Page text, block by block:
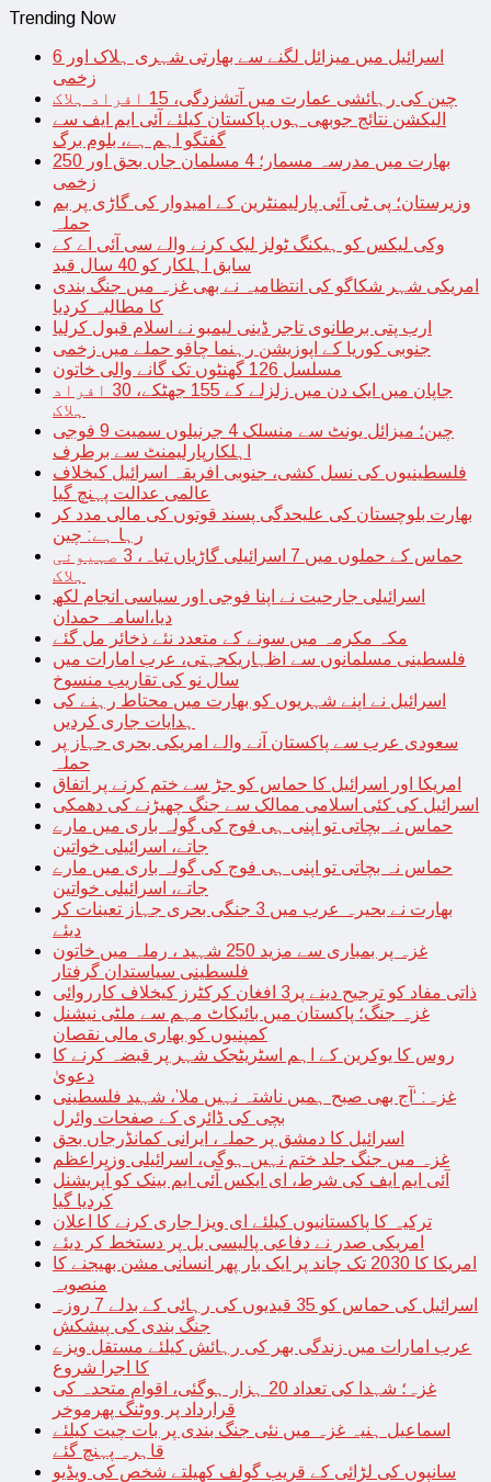
Trending Now
اسرائیل میں میزائل لگنے سے بھارتی شہری ہلاک اور 6
زخمی
چین کی رہائشی عمارت میں آتشزدگی، 15 افراد ہلاک
الیکشن نتائج جوبھی ہوں پاکستان کیلئے آئی ایم ایف سے
گفتگو اہم ہے، بلوم برگ
بھارت میں مدرسہ مسمار؛ 4 مسلمان جاں بحق اور 250
زخمی
وزیرستان؛ پی ٹی آئی پارلیمنٹرین کے امیدوار کی گاڑی پر بم
حملہ
وکی لیکس کو ہیکنگ ٹولز لیک کرنے والے سی آئی اے کے
سابق اہلکار کو 40 سال قید
امریکی شہر شکاگو کی انتظامیہ نے بھی غزہ میں جنگ بندی
کا مطالبہ کردیا
ارب پتی برطانوی تاجر ڈینی لیمبو نے اسلام قبول کرلیا
جنوبی کوریا کے اپوزیشن رہنما چاقو حملے میں زخمی
مسلسل 126 گھنٹوں تک گانے والی خاتون
جاپان میں ایک دن میں زلزلے کے 155 جھٹکے، 30 افراد
ہلاک
چین؛ میزائل یونٹ سے منسلک 4 جرنیلوں سمیت 9 فوجی
اہلکارپارلیمنٹ سے برطرف
فلسطینیوں کی نسل کشی، جنوبی افریقہ اسرائیل کیخلاف
عالمی عدالت پہنچ گیا
بھارت بلوچستان کی علیحدگی پسند قوتوں کی مالی مدد کر
رہا ہے: چین
حماس کے حملوں میں 7 اسرائیلی گاڑیاں تباہ، 3 صہیونی
ہلاک
اسرائیلی جارحیت نے اپنا فوجی اور سیاسی انجام لکھ
دیا،اسامہ حمدان
مکہ مکرمہ میں سونے کے متعدد نئے ذخائر مل گئے
فلسطینی مسلمانوں سے اظہاریکجہتی، عرب امارات میں
سال نو کی تقاریب منسوخ
اسرائیل نے اپنے شہریوں کو بھارت میں محتاط رہنے کی
ہدایات جاری کردیں
سعودی عرب سے پاکستان آنے والے امریکی بحری جہاز پر
حملہ
امریکا اور اسرائیل کا حماس کو جڑ سے ختم کرنے پر اتفاق
اسرائیل کی کئی اسلامی ممالک سے جنگ چھیڑنے کی دھمکی
حماس نہ بچاتی تو اپنی ہی فوج کی گولہ باری میں مارے
جاتے، اسرائیلی خواتین
حماس نہ بچاتی تو اپنی ہی فوج کی گولہ باری میں مارے
جاتے، اسرائیلی خواتین
بھارت نے بحیرہ عرب میں 3 جنگی بحری جہاز تعینات کر
دیئے
غزہ پر بمباری سے مزید 250 شہید ، رملہ میں خاتون
فلسطینی سیاستدان گرفتار
ذاتی مفاد کو ترجیح دینے پر3 افغان کرکٹرز کیخلاف کارروائی
غزہ جنگ؛ پاکستان میں بائیکاٹ مہم سے ملٹی نیشنل
کمپنیوں کو بھاری مالی نقصان
روس کا یوکرین کے اہم اسٹریٹجک شہر پر قبضہ کرنے کا
دعویٰ
غزہ: ‘آج بھی صبح ہمیں ناشتہ نہیں ملا’، شہید فلسطینی
بچی کی ڈائری کے صفحات وائرل
اسرائیل کا دمشق پر حملہ، ایرانی کمانڈرجاں بحق
غزہ میں جنگ جلد ختم نہیں ہوگی، اسرائیلی وزیراعظم
آئی ایم ایف کی شرط، ای ایکس آئی ایم بینک کو آپریشنل
کردیا گیا
ترکیہ کا پاکستانیوں کیلئے ای ویزا جاری کرنے کا اعلان
امریکی صدر نے دفاعی پالیسی بل پر دستخط کر دیئے
امریکا کا 2030 تک چاند پر ایک بار پھر انسانی مشن بھیجنے کا
منصوبہ
اسرائیل کی حماس کو 35 قیدیوں کی رہائی کے بدلے 7 روزہ
جنگ بندی کی پیشکش
عرب امارات میں زندگی بھر کی رہائش کیلئے مستقل ویزے
کا اجرا شروع
غزہ؛ شہدا کی تعداد 20 ہزار ہوگئی، اقوام متحدہ کی
قرارداد پر ووٹنگ پھرموخر
اسماعیل ہنیہ غزہ میں نئی جنگ بندی پر بات چیت کیلئے
قاہرہ پہنچ گئے
سانپوں کی لڑائی کے قریب گولف کھیلتے شخص کی ویڈیو